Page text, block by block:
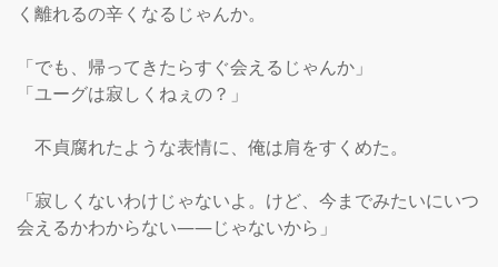
く離れるの辛くなるじゃんか。
「でも、帰ってきたらすぐ会えるじゃんか」
「ユーグは寂しくねぇの？」
不貞腐れたような表情に、俺は肩をすくめた。
「寂しくないわけじゃないよ。けど、今までみたいにいつ
会えるかわからない――じゃないから」